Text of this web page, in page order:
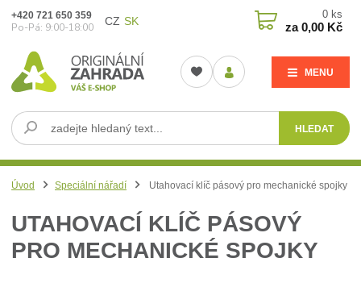
CZ SK
MENU
HLEDAT
+420 721 650 359
Po-Pá: 9:00-18:00
0 ks
za0,00 Kč
Úvod Speciální nářadí Utahovací klíč pásový pro mechanické spojky
UTAHOVACÍ KLÍČ PÁSOVÝ
PRO MECHANICKÉ SPOJKY